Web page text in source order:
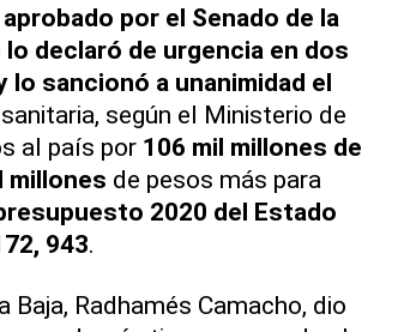
por el Senado de la
declaró de urgencia en dos
sancionó a unanimidad el
según el Ministerio de
al país por 106 mil millones de
millones de pesos más para
2020 del Estado
943.
Baja, Radhamés Camacho, dio